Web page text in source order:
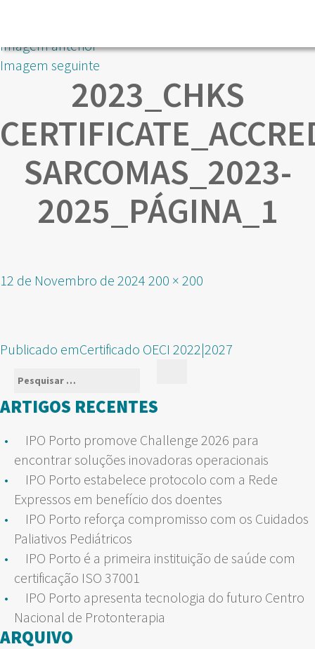
Imagem anterior
Imagem seguinte
2023_CHKS
SARCOMAS_2023-
2025_PÁGINA_1
Publicado
12 de Novembro de 2024 Tamanho
200 × 200
NAVEGAÇÃO
ARTIGOS
Publicado emCertificado OECI 2022|2027
Pesquisar
por:
ARTIGOS RECENTES
IPO Porto promove Challenge 2026 para
encontrar soluções inovadoras operacionais
IPO Porto estabelece protocolo com a Rede
Expressos em benefício dos doentes
IPO Porto reforça compromisso com os Cuidados
Paliativos Pediátricos
IPO Porto é a primeira instituição de saúde com
certificação ISO 37001
IPO Porto apresenta tecnologia do futuro Centro
Nacional de Protonterapia
ARQUIVO